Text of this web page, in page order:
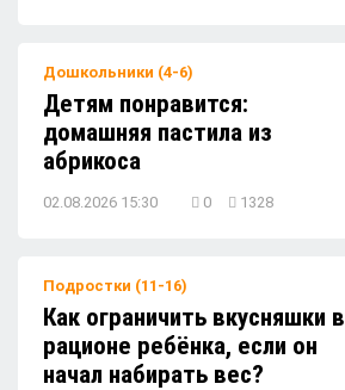
Дошкольники (4-6)
Детям понравится:
домашняя пастила из
абрикоса
02.08.2026 15:30 0 1328
Подростки (11-16)
Как ограничить вкусняшки в
рационе ребёнка, если он
начал набирать вес?